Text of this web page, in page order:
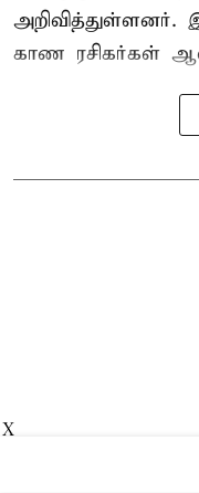
அறிவித்துள்ளனர்.
காண ரசிகர்கள்
X